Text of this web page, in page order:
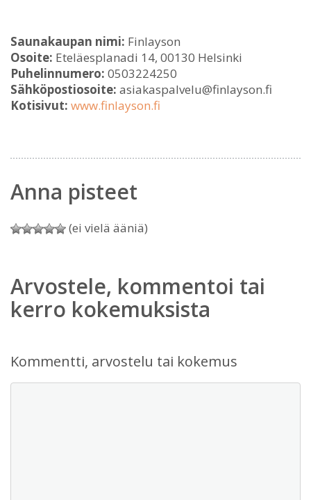
Saunakaupan nimi: Finlayson
Osoite: Eteläesplanadi 14, 00130 Helsinki
Puhelinnumero: 0503224250
Sähköpostiosoite: asiakaspalvelu@finlayson.fi
Kotisivut: www.finlayson.fi
Anna pisteet
(ei vielä ääniä)
Arvostele, kommentoi tai
kerro kokemuksista
Kommentti, arvostelu tai kokemus